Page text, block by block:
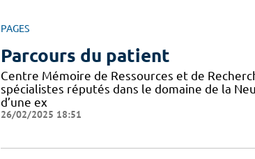
PAGES
Parcours du patient
Centre Mémoire de Ressources et de
spécialistes réputés dans le domaine de la
d’une ex
26/02/2025 18:51